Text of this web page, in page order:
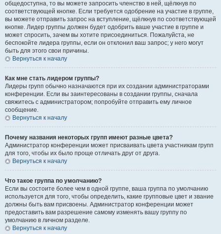
общедоступна, то вы можете запросить членство в ней, щёлкнув по
соответствующей кнопке. Если требуется одобрение на участие в группе,
вы можете отправить запрос на вступление, щёлкнув по соответствующей
кнопке. Лидер группы должен будет одобрить ваше участие в группе и
может спросить, зачем вы хотите присоединиться. Пожалуйста, не
беспокойте лидера группы, если он отклонил ваш запрос; у него могут
быть для этого свои причины.
Вернуться к началу
Как мне стать лидером группы?
Лидеры групп обычно назначаются при их создании администраторами
конференции. Если вы заинтересованы в создании группы, сначала
свяжитесь с администратором; попробуйте отправить ему личное
сообщение.
Вернуться к началу
Почему названия некоторых групп имеют разные цвета?
Администратор конференции может присваивать цвета участникам групп
для того, чтобы их было проще отличать друг от друга.
Вернуться к началу
Что такое группа по умолчанию?
Если вы состоите более чем в одной группе, ваша группа по умолчанию
используется для того, чтобы определить, какие групповые цвет и звание
должны быть вам присвоены. Администратор конференции может
предоставить вам разрешение самому изменять вашу группу по
умолчанию в личном разделе.
Вернуться к началу